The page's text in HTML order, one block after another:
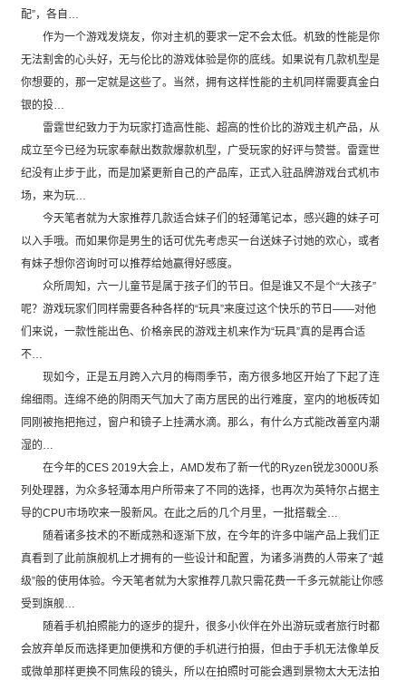
配”，各自…
作为一个游戏发烧友，你对主机的要求一定不会太低。机致的性能是你
无法割舍的心头好，无与伦比的游戏体验是你的底线。如果说有几款机型是
你想要的，那一定就是这些了。当然，拥有这样性能的主机同样需要真金白
银的投…
雷霆世纪致力于为玩家打造高性能、超高的性价比的游戏主机产品，从
成立至今已经为玩家奉献出数款爆款机型，广受玩家的好评与赞誉。雷霆世
纪没有止步于此，而是加紧更新自己的产品库，正式入驻品牌游戏台式机市
场，来为玩…
今天笔者就为大家推荐几款适合妹子们的轻薄笔记本，感兴趣的妹子可
以入手哦。而如果你是男生的话可优先考虑买一台送妹子讨她的欢心，或者
有妹子想你咨询时可以推荐给她赢得好感度。
众所周知，六一儿童节是属于孩子们的节日。但是谁又不是个“大孩子”
呢？游戏玩家们同样需要各种各样的“玩具”来度过这个快乐的节日——对他
们来说，一款性能出色、价格亲民的游戏主机来作为“玩具”真的是再合适
不…
现如今，正是五月跨入六月的梅雨季节，南方很多地区开始了下起了连
绵细雨。连绵不绝的阴雨天气加大了南方居民的出行难度，室内的地板砖如
同刚被拖把拖过，窗户和镜子上挂满水滴。那么，有什么方式能改善室内潮
湿的…
在今年的CES 2019大会上，AMD发布了新一代的Ryzen锐龙3000U系
列处理器，为众多轻薄本用户所带来了不同的选择，也再次为英特尔占据主
导的CPU市场吹来一股新风。在此之后的几个月里，一批搭载全…
随着诸多技术的不断成熟和逐渐下放，在今年的许多中端产品上我们正
真看到了此前旗舰机上才拥有的一些设计和配置，为诸多消费的人带来了“越
级”般的使用体验。今天笔者就为大家推荐几款只需花费一千多元就能让你感
受到旗舰…
随着手机拍照能力的逐步的提升，很多小伙伴在外出游玩或者旅行时都
会放弃单反而选择更加便携和方便的手机进行拍摄，但由于手机无法像单反
或微单那样更换不同焦段的镜头，所以在拍照时可能会遇到景物太大无法拍